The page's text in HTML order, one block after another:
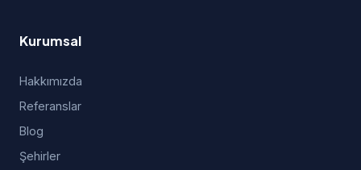
Kurumsal
Hakkımızda
Referanslar
Blog
Şehirler